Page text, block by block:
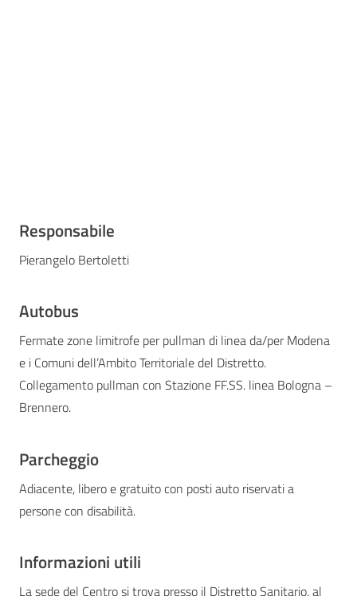
Responsabile
Pierangelo Bertoletti
Autobus
Fermate zone limitrofe per pullman di linea da/per Modena
e i Comuni dell’Ambito Territoriale del Distretto.
Collegamento pullman con Stazione FF.SS. linea Bologna –
Brennero.
Parcheggio
Adiacente, libero e gratuito con posti auto riservati a
persone con disabilità.
Informazioni utili
La sede del Centro si trova presso il Distretto Sanitario, al